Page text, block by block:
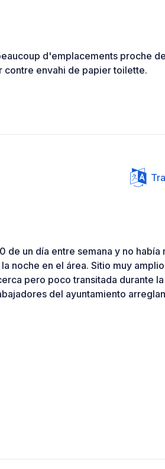
d'emplacements proche
contre envahi de papier toilette.
de un día entre semana y no había
noche en el área. Sitio muy
pero poco transitada durante la
del ayuntamiento